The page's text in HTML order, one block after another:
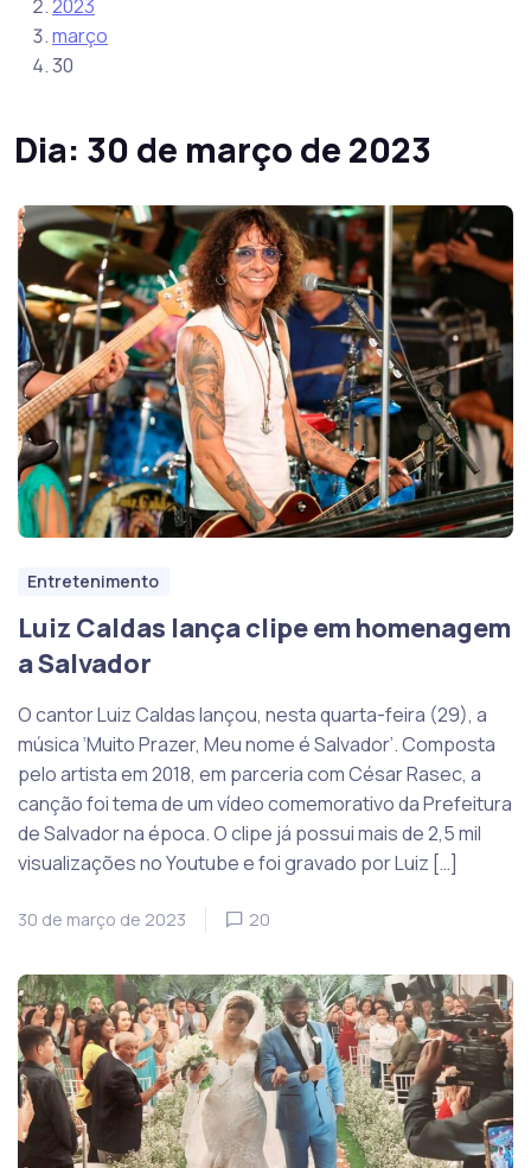
2023
março
30
Dia: 30 de março de 2023
Entretenimento
Luiz Caldas lança clipe em homenagem
a Salvador
O cantor Luiz Caldas lançou, nesta quarta-feira (29), a
música ‘Muito Prazer, Meu nome é Salvador’. Composta
pelo artista em 2018, em parceria com César Rasec, a
canção foi tema de um vídeo comemorativo da Prefeitura
de Salvador na época. O clipe já possui mais de 2,5 mil
visualizações no Youtube e foi gravado por Luiz […]
30 de março de 2023 20